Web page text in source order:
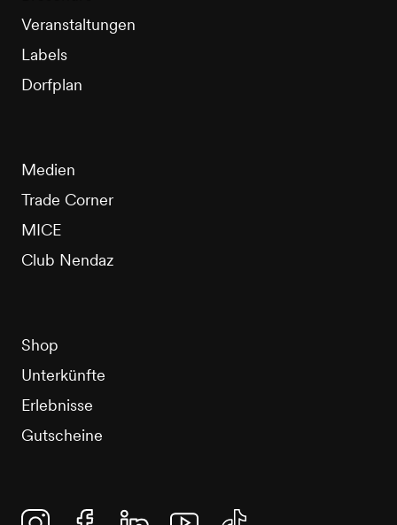
Veranstaltungen
Labels
Dorfplan
Medien
Trade Corner
MICE
Club Nendaz
Shop
Unterkünfte
Erlebnisse
Gutscheine